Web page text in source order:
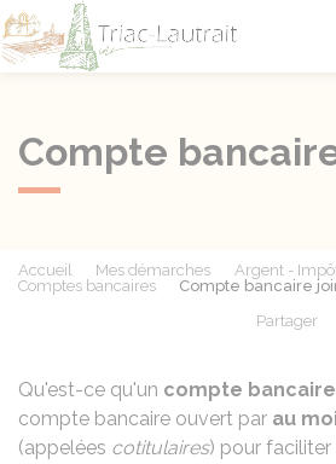
Compte
Accueil Mes démarches
Argent -
Comptes bancaires
Compte bancaire
Partager
Qu'est-ce qu'un compte
compte bancaire ouvert par au
(appelées cotitulaires) pour